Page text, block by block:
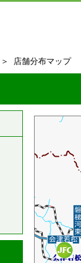
＞ 店舗分布マップ